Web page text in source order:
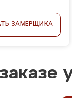
ЗАМЕРЩИКА